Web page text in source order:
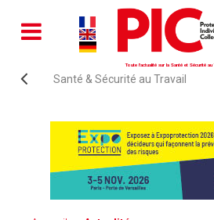
Toute l'actualité sur la Santé et Sécurité au
Santé & Sécurité au Travail